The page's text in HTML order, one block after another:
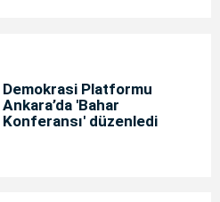
Demokrasi Platformu
Ankara’da 'Bahar
Konferansı' düzenledi